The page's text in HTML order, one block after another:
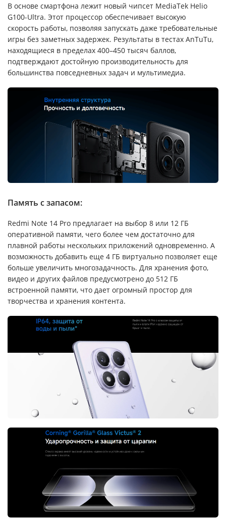
В основе смартфона лежит новый чипсет MediaTek Helio
G100-Ultra. Этот процессор обеспечивает высокую
скорость работы, позволяя запускать даже требовательные
игры без заметных задержек. Результаты в тестах AnTuTu,
находящиеся в пределах 400–450 тысяч баллов,
подтверждают достойную производительность для
большинства повседневных задач и мультимедиа.
Память с запасом:
Redmi Note 14 Pro предлагает на выбор 8 или 12 ГБ
оперативной памяти, чего более чем достаточно для
плавной работы нескольких приложений одновременно. А
возможность добавить еще 4 ГБ виртуально позволяет еще
больше увеличить многозадачность. Для хранения фото,
видео и других файлов предусмотрено до 512 ГБ
встроенной памяти, что дает огромный простор для
творчества и хранения контента.